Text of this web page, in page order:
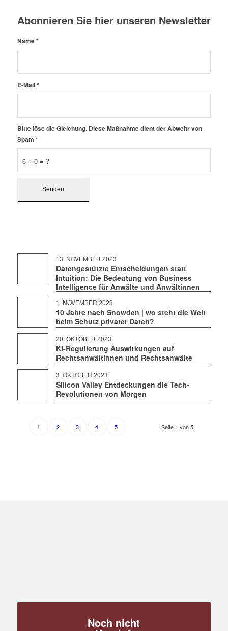
Abonnieren Sie hier unseren Newsletter
Name*
E-Mail*
6 + 0 = ?
Bitte löse die Gleichung. Diese Maßnahme dient der Abwehr von
Spam *
13. NOVEMBER 2023
Datengestützte Entscheidungen statt
Intuition: Die Bedeutung von Business
Intelligence für Anwälte und Anwältinnen
1. NOVEMBER 2023
10 Jahre nach Snowden | wo steht die Welt
beim Schutz privater Daten?
20. OKTOBER 2023
KI-Regulierung Auswirkungen auf
Rechtsanwältinnen und Rechtsanwälte
3. OKTOBER 2023
Silicon Valley Entdeckungen die Tech-
Revolutionen von Morgen
Seite 1 von 5
1 2 3 4 5
Noch nicht